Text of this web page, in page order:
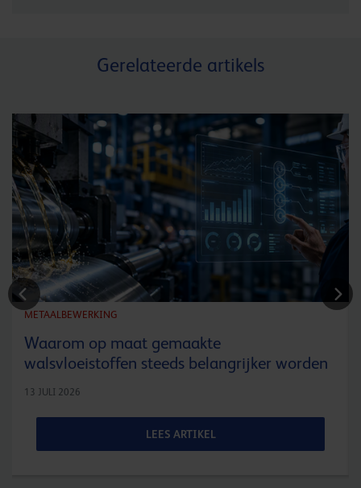
Gerelateerde artikels
METAALBEWERKING
Waarom op maat gemaakte
walsvloeistoffen steeds belangrijker worden
13 JULI 2026
LEES ARTIKEL